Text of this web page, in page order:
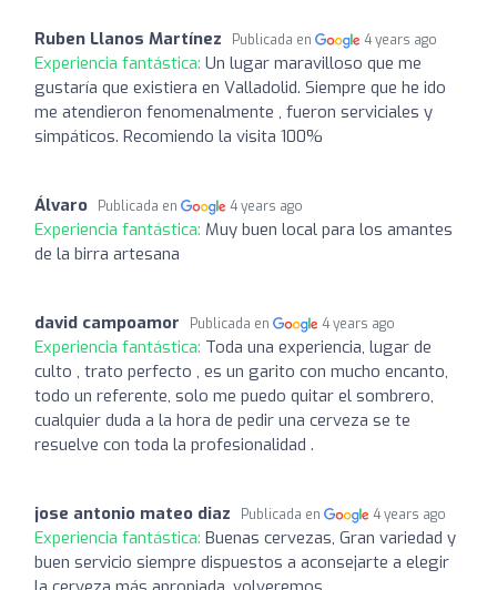
Ruben Llanos Martínez Publicada en 4 years ago
Experiencia fantástica: Un lugar maravilloso que me
gustaría que existiera en Valladolid. Siempre que he ido
me atendieron fenomenalmente , fueron serviciales y
simpáticos. Recomiendo la visita 100%
Álvaro Publicada en 4 years ago
Experiencia fantástica: Muy buen local para los amantes
de la birra artesana
david campoamor Publicada en 4 years ago
Experiencia fantástica: Toda una experiencia, lugar de
culto , trato perfecto , es un garito con mucho encanto,
todo un referente, solo me puedo quitar el sombrero,
cualquier duda a la hora de pedir una cerveza se te
resuelve con toda la profesionalidad .
jose antonio mateo diaz Publicada en 4 years ago
Experiencia fantástica: Buenas cervezas, Gran variedad y
buen servicio siempre dispuestos a aconsejarte a elegir